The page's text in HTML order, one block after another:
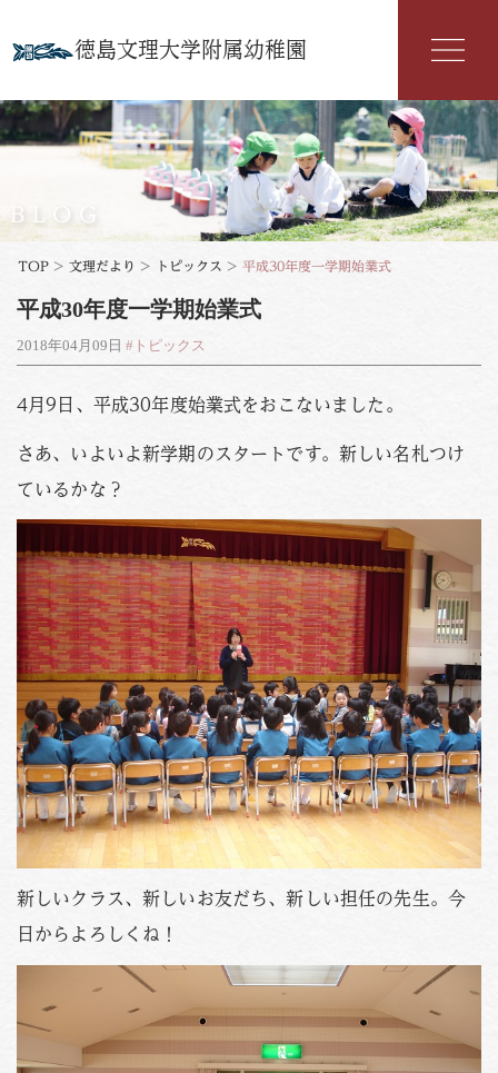
徳島文理大学附属幼稚園
幼稚園紹介
入園案内
年間行事
よくある質問
PHOTO
資料請求
お問い合わせはこちら
Tel.088-653-4941
受付時間
月〜金 / 9:00-18:00
土 / 9:00-12:00
BLOG
TOP > 文理だより > トピックス > 平成30年度一学期始業式
平成30年度一学期始業式
2018年04月09日 #トピックス
4月9日、平成30年度始業式をおこないました。
さあ、いよいよ新学期のスタートです。新しい名札つけ
ているかな？
新しいクラス、新しいお友だち、新しい担任の先生。今
日からよろしくね！